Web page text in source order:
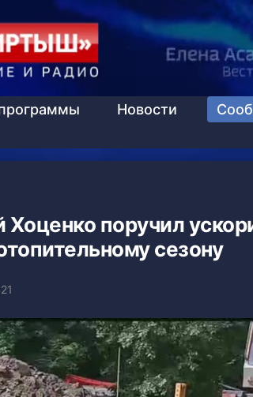
Новости
Хоценко поручил
сезону